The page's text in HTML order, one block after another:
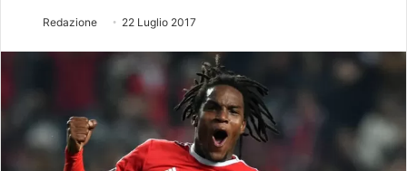
Redazione 22 Luglio 2017